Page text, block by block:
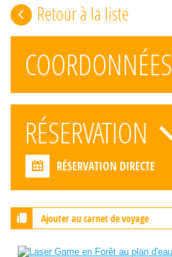
Retour à la liste
COORDONNÉES
RÉSERVATION
RÉSERVATION DIRECTE
Ajouter au carnet de voyage